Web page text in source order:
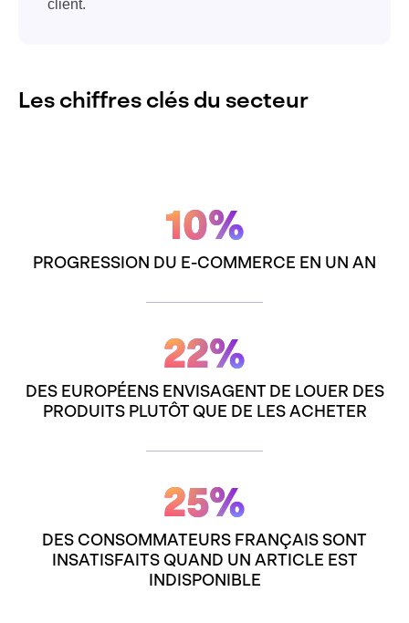
client.
Les chiffres clés du secteur
10%
PROGRESSION DU E-COMMERCE EN UN AN
22%
DES EUROPÉENS ENVISAGENT DE LOUER DES
PRODUITS PLUTÔT QUE DE LES ACHETER
25%
DES CONSOMMATEURS FRANÇAIS SONT
INSATISFAITS QUAND UN ARTICLE EST
INDISPONIBLE